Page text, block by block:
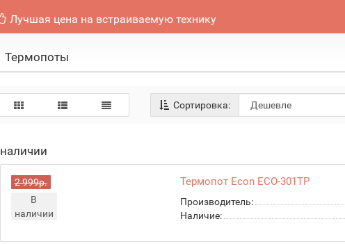
Лучшая цена на встраиваемую технику
Термопоты
Сортировка:
В наличии
2 999р.
В
наличии
Термопот Econ ECO-301TP
Производитель:
Наличие: